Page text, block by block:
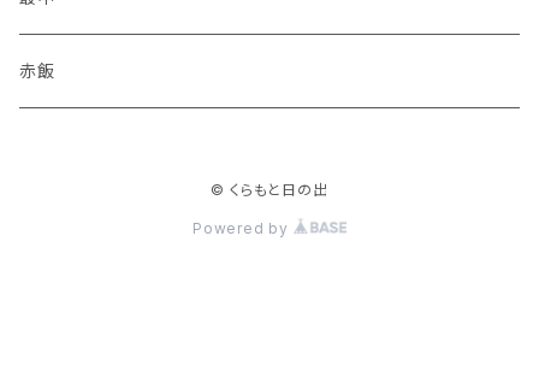
赤飯
© くらもと日の出
Powered by